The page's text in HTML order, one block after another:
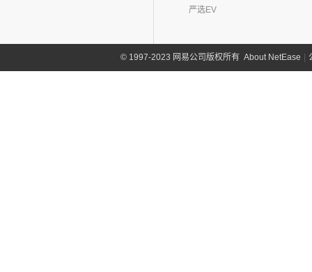
严选EV
©1997-2023 网易公司版权所有 About NetEase